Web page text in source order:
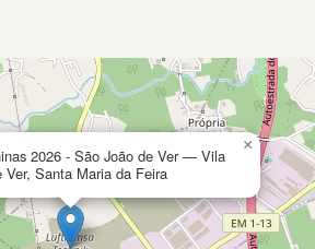
2026 - São João de Ver — Vila
Ver, Santa Maria da Feira
×